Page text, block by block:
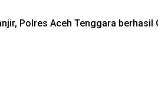
Polres Aceh Tenggara berhasil